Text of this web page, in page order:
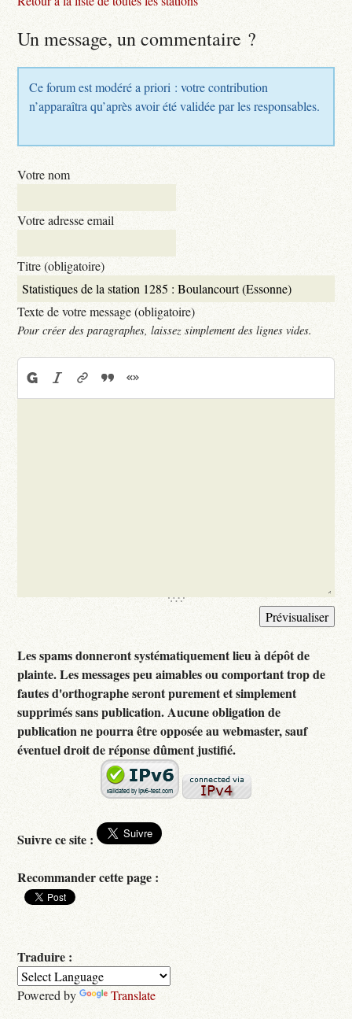
Un message, un commentaire ?
Ce forum est modéré a priori : votre contribution
n’apparaîtra qu’après avoir été validée par les responsables.
Votre nom
Votre adresse email
Titre (obligatoire)
Texte de votre message (obligatoire)
Pour créer des paragraphes, laissez simplement des lignes vides.
Les spams donneront systématiquement lieu à dépôt de
plainte. Les messages peu aimables ou comportant trop de
fautes d'orthographe seront purement et simplement
supprimés sans publication. Aucune obligation de
publication ne pourra être opposée au webmaster, sauf
éventuel droit de réponse dûment justifié.
Suivre ce site :
Recommander cette page :
Traduire :
Powered by Translate